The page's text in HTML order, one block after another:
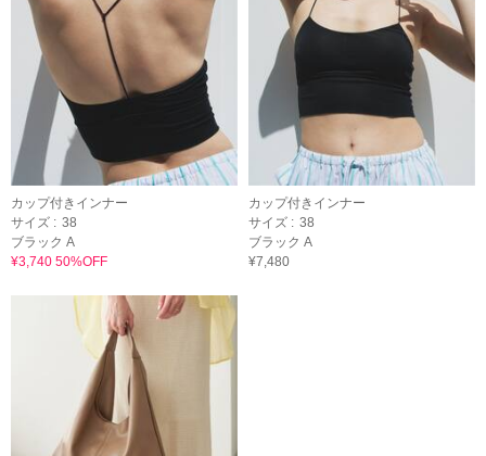
カップ付きインナー
サイズ : 38
ブラック A
¥3,740 50%OFF
カップ付きインナー
サイズ : 38
ブラック A
¥7,480